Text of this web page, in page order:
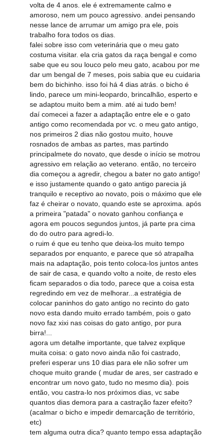
volta de 4 anos. ele é extremamente calmo e
amoroso, nem um pouco agressivo. andei pensando
nesse lance de arrumar um amigo pra ele, pois
trabalho fora todos os dias.
falei sobre isso com veterinária que o meu gato
costuma visitar. ela cria gatos da raça bengal e como
sabe que eu sou louco pelo meu gato, acabou por me
dar um bengal de 7 meses, pois sabia que eu cuidaria
bem do bichinho. isso foi há 4 dias atrás. o bicho é
lindo, parece um mini-leopardo, brincalhão, esperto e
se adaptou muito bem a mim. até ai tudo bem!
daí comecei a fazer a adaptação entre ele e o gato
antigo como recomendada por vc. o meu gato antigo,
nos primeiros 2 dias não gostou muito, houve
rosnados de ambas as partes, mas partindo
principalmete do novato, que desde o início se motrou
agressivo em relação ao veterano. então, no terceiro
dia começou a agredir, chegou a bater no gato antigo!
e isso justamente quando o gato antigo parecia já
tranquilo e receptivo ao novato, pois o máximo que ele
faz é cheirar o novato, quando este se aproxima. após
a primeira "patada" o novato ganhou confiança e
agora em poucos segundos juntos, já parte pra cima
do do outro para agredi-lo.
o ruim é que eu tenho que deixa-los muito tempo
separados por enquanto, e parece que só atrapalha
mais na adaptação, pois tento coloca-los juntos antes
de sair de casa, e quando volto a noite, de resto eles
ficam separados o dia todo, parece que a coisa esta
regredindo em vez de melhorar...a estratégia de
colocar paninhos do gato antigo no recinto do gato
novo esta dando muito errado também, pois o gato
novo faz xixi nas coisas do gato antigo, por pura
birra!...
agora um detalhe importante, que talvez explique
muita coisa: o gato novo ainda não foi castrado,
preferi esperar uns 10 dias para ele não sofrer um
choque muito grande ( mudar de ares, ser castrado e
encontrar um novo gato, tudo no mesmo dia). pois
então, vou castra-lo nos próximos dias, vc sabe
quantos dias demora para a castração fazer efeito?
(acalmar o bicho e impedir demarcação de território,
etc)
tem alguma outra dica? quanto tempo essa adaptação